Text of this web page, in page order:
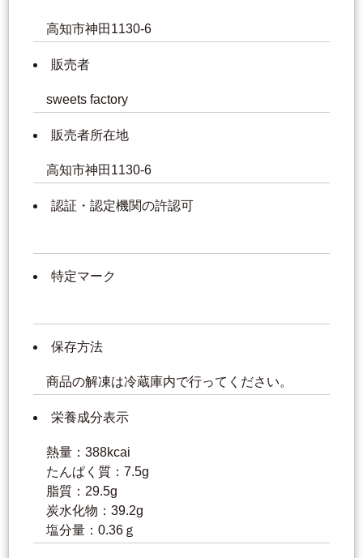
高知市神田1130-6
販売者
sweets factory
販売者所在地
高知市神田1130-6
認証・認定機関の許認可
特定マーク
保存方法
商品の解凍は冷蔵庫内で行ってください。
栄養成分表示
熱量：388kcai
たんぱく質：7.5g
脂質：29.5g
炭水化物：39.2g
塩分量：0.36ｇ